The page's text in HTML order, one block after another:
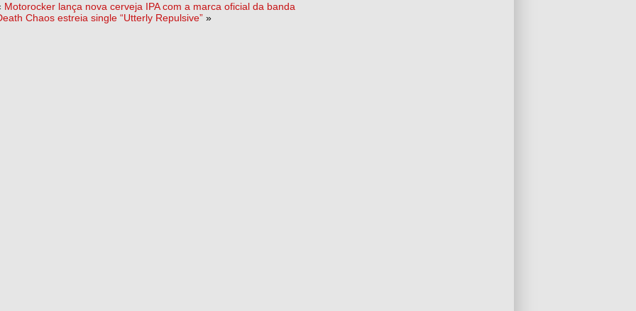
Motorocker lança nova cerveja IPA com a marca oficial da banda
Chaos estreia single “Utterly Repulsive” »